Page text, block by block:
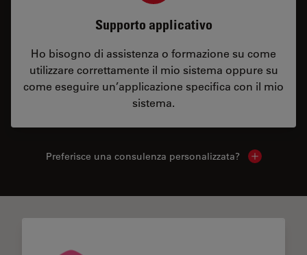
Supporto applicativo
Ho bisogno di assistenza o formazione su come
utilizzare correttamente il mio sistema oppure su
come eseguire un’applicazione specifica con il mio
sistema.
Preferisce una consulenza personalizzata? Show local